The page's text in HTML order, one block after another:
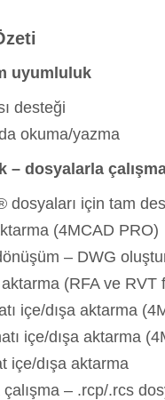
uyumluluk
desteği
okuma/yazma
– dosyalarla
dosyaları için tam
(4MCAD PRO)
– DWG
(RFA ve RVT
içe/dışa aktarma
içe/dışa aktarma
içe/dışa aktarma
– .rcp/.rcs